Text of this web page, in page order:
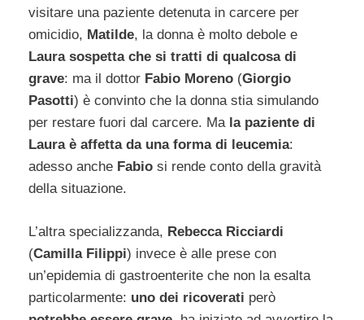
visitare una paziente detenuta in carcere per
omicidio, Matilde, la donna è molto debole e
Laura sospetta che si tratti di qualcosa di
grave: ma il dottor Fabio Moreno (Giorgio
Pasotti) è convinto che la donna stia simulando
per restare fuori dal carcere. Ma la paziente di
Laura è affetta da una forma di leucemia:
adesso anche Fabio si rende conto della gravità
della situazione.
L’altra specializzanda, Rebecca Ricciardi
(Camilla Filippi) invece è alle prese con
un’epidemia di gastroenterite che non la esalta
particolarmente: uno dei ricoverati però